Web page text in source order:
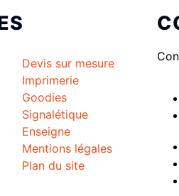
Devis sur mesure
Imprimerie
Goodies
Signalétique
Enseigne
Mentions légales
Plan du site